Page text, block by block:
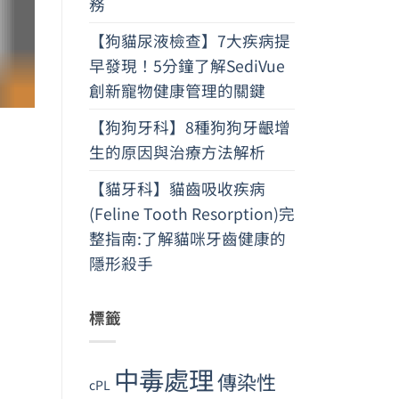
【狗貓尿液檢查】7大疾病提
早發現！5分鐘了解SediVue
創新寵物健康管理的關鍵
【狗狗牙科】8種狗狗牙齦增
生的原因與治療方法解析
【貓牙科】貓齒吸收疾病
(Feline Tooth Resorption)完
整指南:了解貓咪牙齒健康的
隱形殺手
標籤
cPL 中毒處理傳染性